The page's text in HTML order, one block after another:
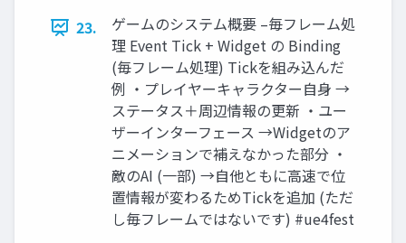
23.
ゲームのシステム概要 –毎フレーム処
理 Event Tick + Widget の Binding
(毎フレーム処理) Tickを組み込んだ
例 ・プレイヤーキャラクター自身 →
ステータス＋周辺情報の更新 ・ユー
ザーインターフェース →Widgetのア
ニメーションで補えなかった部分 ・
敵のAI (一部) →自他ともに高速で位
置情報が変わるためTickを追加 (ただ
し毎フレームではないです) #ue4fest